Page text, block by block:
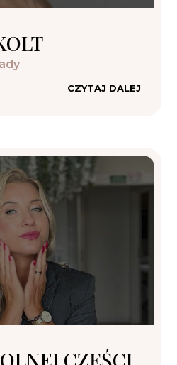
CZYTAJ DALEJ
CZĘŚCI